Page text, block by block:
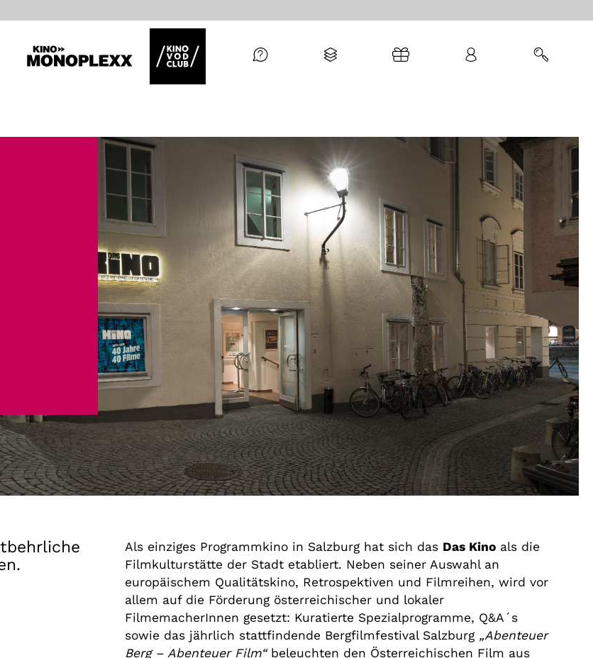
Kuratierungen
So geht’s
Filmpakete
Gutscheine
& Filmpässe
Account
Suche
Als einziges Programmkino in Salzburg hat sich das Das Kino als die
Filmkulturstätte der Stadt etabliert. Neben seiner Auswahl an
europäischem Qualitätskino, Retrospektiven und Filmreihen, wird vor
allem auf die Förderung österreichischer und lokaler
FilmemacherInnen gesetzt: Kuratierte Spezialprogramme, Q&A´s
sowie das jährlich stattfindende Bergfilmfestival Salzburg „Abenteuer
Berg – Abenteuer Film“beleuchten den Österreichischen Film aus